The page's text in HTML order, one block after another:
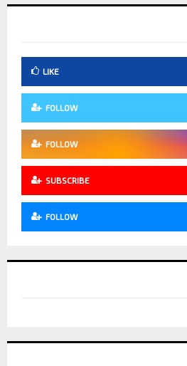
LIKE
FOLLOW
FOLLOW
SUBSCRIBE
FOLLOW